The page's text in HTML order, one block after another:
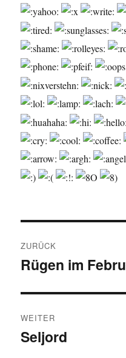
ZURÜCK
Vorheriger
Rügen im
WEITER
Nächster
Seljord